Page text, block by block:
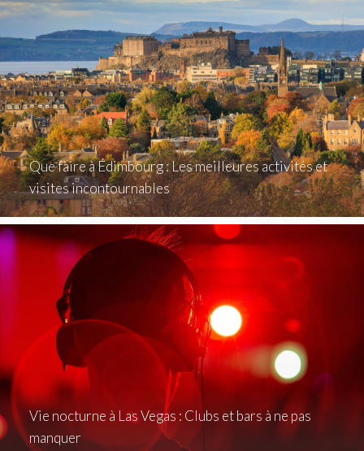
Que faire à Édimbourg : Les meilleures activités et
visites incontournables
Vie nocturne à Las Vegas : Clubs et bars à ne pas
manquer